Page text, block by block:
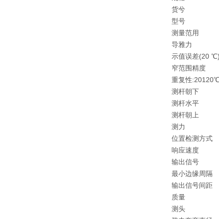
货兮
型号
测量范用
导雅力
示值误差(20
窄范围精度
重复性
测杆朝下
测杆水平
测杆朝上
测力
位置检测方式
响应速度
输出信号
最小边缘周隔
输出信号间距
质量
测头